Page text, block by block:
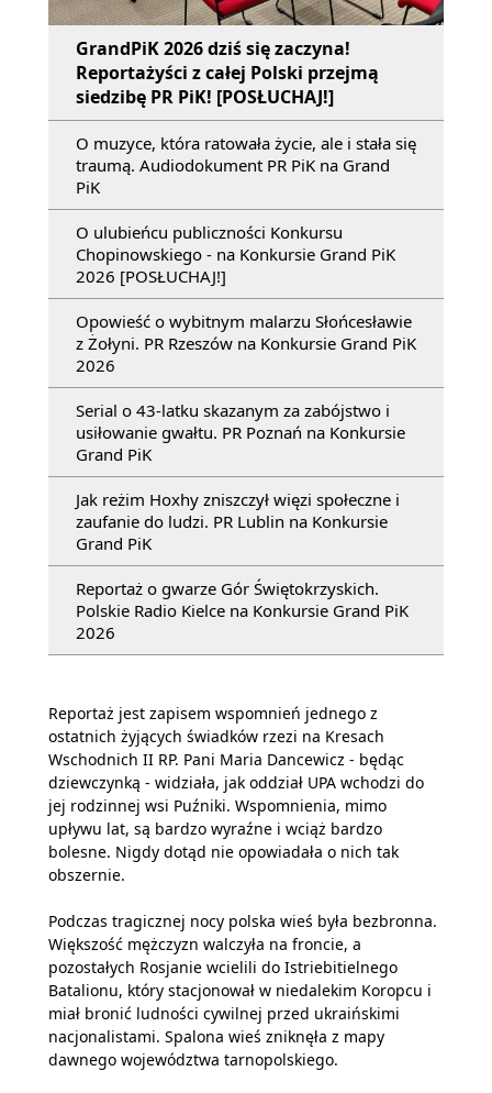
GrandPiK 2026 dziś się zaczyna!
Reportażyści z całej Polski przejmą
siedzibę PR PiK! [POSŁUCHAJ!]
O muzyce, która ratowała życie, ale i stała się
traumą. Audiodokument PR PiK na Grand
PiK
O ulubieńcu publiczności Konkursu
Chopinowskiego - na Konkursie Grand PiK
2026 [POSŁUCHAJ!]
Opowieść o wybitnym malarzu Słońcesławie
z Żołyni. PR Rzeszów na Konkursie Grand PiK
2026
Serial o 43-latku skazanym za zabójstwo i
usiłowanie gwałtu. PR Poznań na Konkursie
Grand PiK
Jak reżim Hoxhy zniszczył więzi społeczne i
zaufanie do ludzi. PR Lublin na Konkursie
Grand PiK
Reportaż o gwarze Gór Świętokrzyskich.
Polskie Radio Kielce na Konkursie Grand PiK
2026
Reportaż jest zapisem wspomnień jednego z
ostatnich żyjących świadków rzezi na Kresach
Wschodnich II RP. Pani Maria Dancewicz - będąc
dziewczynką - widziała, jak oddział UPA wchodzi do
jej rodzinnej wsi Puźniki. Wspomnienia, mimo
upływu lat, są bardzo wyraźne i wciąż bardzo
bolesne. Nigdy dotąd nie opowiadała o nich tak
obszernie.
Podczas tragicznej nocy polska wieś była bezbronna.
Większość mężczyzn walczyła na froncie, a
pozostałych Rosjanie wcielili do Istriebitielnego
Batalionu, który stacjonował w niedalekim Koropcu i
miał bronić ludności cywilnej przed ukraińskimi
nacjonalistami. Spalona wieś zniknęła z mapy
dawnego województwa tarnopolskiego.